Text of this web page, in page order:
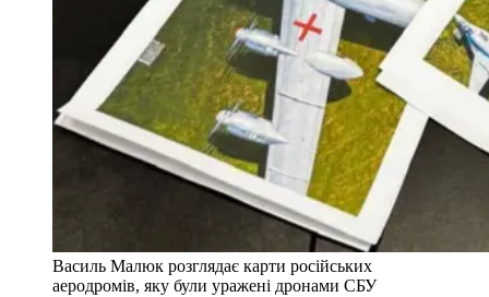
Василь Малюк розглядає карти російських
аеродромів, яку були уражені дронами СБУ